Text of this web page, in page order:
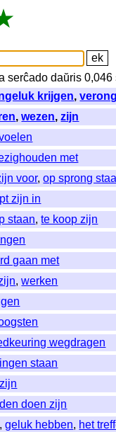
serĉado daŭris 0,046
krijgen,
,wezen,zijn
met
voor,op sprong
zijn in
staan,te koop zijn
gaan met
,werken
wegdragen
staan
doen zijn
,geluk hebben, het